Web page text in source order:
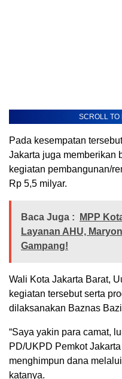
SCROLL TO
Pada kesempatan
Jakarta juga memberikan
kegiatan pembangunan/
Rp 5,5 milyar.
Baca Juga :
MPP
Layanan AHU,
Gampang!
Wali Kota Jakarta Barat,
kegiatan tersebut serta
dilaksanakan Baznas
“Saya yakin para camat,
PD/UKPD Pemkot
menghimpun dana
katanya.